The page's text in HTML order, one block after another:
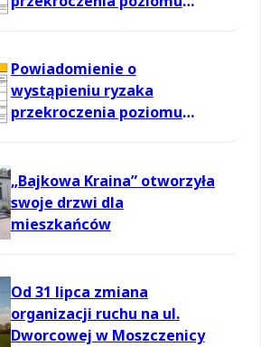
Powiadomienie o
wystąpieniu ryzaka
przekroczenia poziomu
„Bajkowa Kraina” otworzyła
swoje drzwi dla
mieszkańców
Od 31 lipca zmiana
organizacji ruchu na ul.
Dworcowej w Moszczenicy